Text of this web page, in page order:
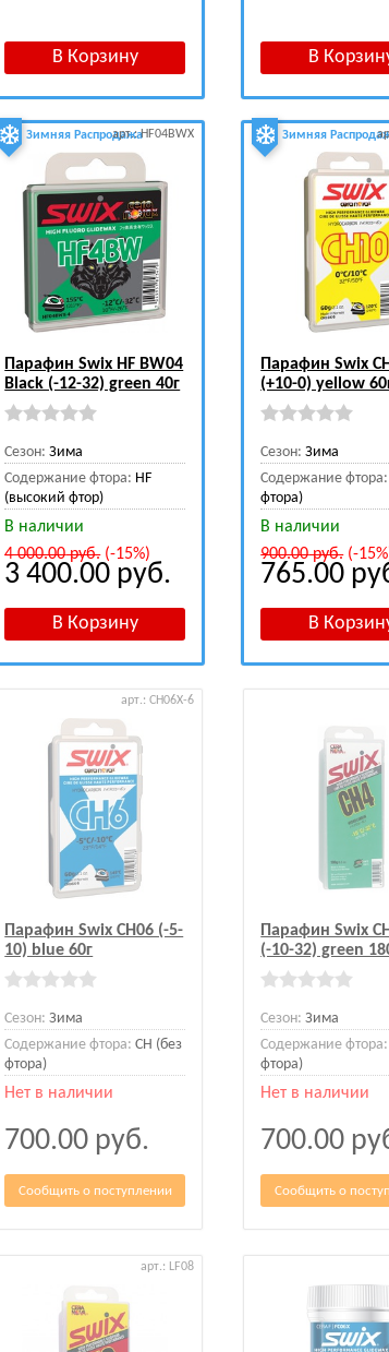
Зимняя Распродажаарт.: HF04BWX
Парафин Swix HF BW04
Black (-12-32) green 40г
Сезон: Зима
Содержание фтора: HF
(высокий фтор)
В наличии
4 000.00руб.(-15%)
3 400.00 руб.
Зимняя
Парафин Swix
(+10-0) yellow
Сезон: Зима
Содержание фтора:
фтора)
В наличии
900.00руб.(-
765.00
арт.: CH06X-6
Парафин Swix CH06 (-5-
10) blue 60г
Сезон: Зима
Содержание фтора: CH (без
фтора)
Нет в наличии
700.00 руб.
Сообщить о поступлении
Парафин Swix
(-10-32) green
Сезон: Зима
Содержание фтора:
фтора)
Нет в наличии
700.00
Сообщить о
арт.: LF08